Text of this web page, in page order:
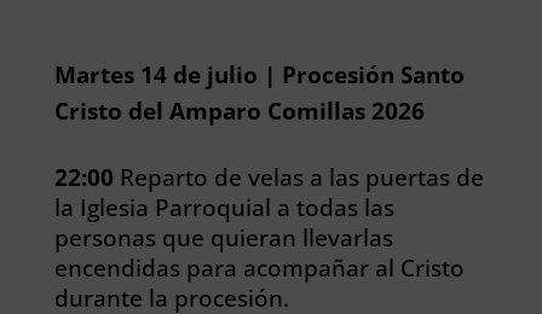
Martes 14 de julio | Procesión Santo
Cristo del Amparo Comillas 2026
22:00 Reparto de velas a las puertas de
la Iglesia Parroquial a todas las
personas que quieran llevarlas
encendidas para acompañar al Cristo
durante la procesión.